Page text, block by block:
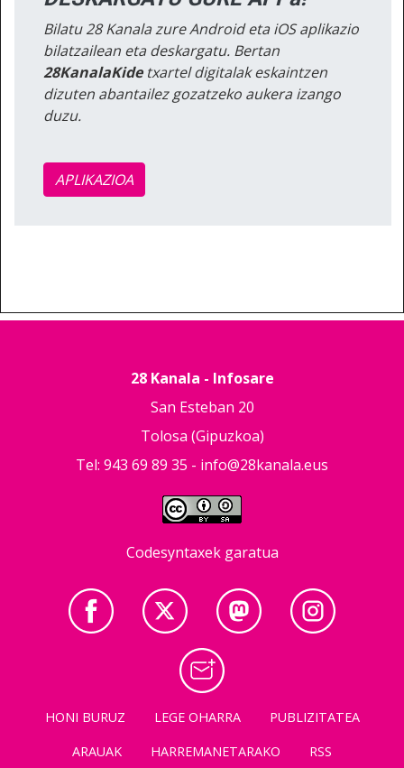
Bilatu 28 Kanala zure Android eta iOS aplikazio
bilatzailean eta deskargatu. Bertan
28KanalaKidetxartel digitalak eskaintzen
dizuten abantailez gozatzeko aukera izango
duzu.
APLIKAZIOA
28 Kanala - Infosare
San Esteban 20
Tolosa (Gipuzkoa)
Tel: 943 69 89 35 - info@28kanala.eus
Codesyntaxek garatua
HONI BURUZ LEGE OHARRA
PUBLIZITATEA
ARAUAK
HARREMANETARAKO RSS